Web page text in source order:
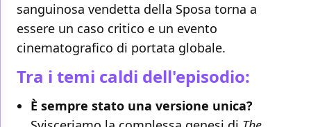
sanguinosa vendetta della Sposa torna a
essere un caso critico e un evento
cinematografico di portata globale.
Tra i temi caldi dell'episodio:
È sempre stato una versione unica?